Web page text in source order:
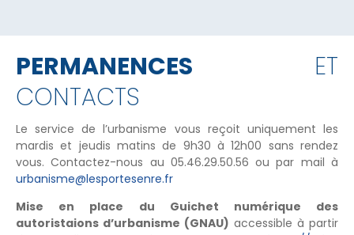
PERMANENCES ET
CONTACTS
Le service de l’urbanisme vous reçoit uniquement les
mardis et jeudis matins de 9h30 à 12h00 sans rendez
vous. Contactez-nous au 05.46.29.50.56 ou par mail à
urbanisme@lesportesenre.fr
Mise en place du Guichet numérique des
autoristaions d’urbanisme (GNAU) accessible à partir